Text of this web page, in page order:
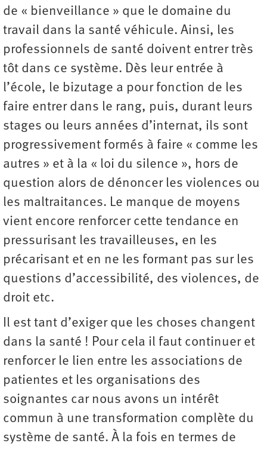
de « bienveillance » que le domaine du
travail dans la santé véhicule. Ainsi, les
professionnels de santé doivent entrer très
tôt dans ce système. Dès leur entrée à
l’école, le bizutage a pour fonction de les
faire entrer dans le rang, puis, durant leurs
stages ou leurs années d’internat, ils sont
progressivement formés à faire « comme les
autres » et à la « loi du silence », hors de
question alors de dénoncer les violences ou
les maltraitances. Le manque de moyens
vient encore renforcer cette tendance en
pressurisant les travailleuses, en les
précarisant et en ne les formant pas sur les
questions d’accessibilité, des violences, de
droit etc.
Il est tant d’exiger que les choses changent
dans la santé ! Pour cela il faut continuer et
renforcer le lien entre les associations de
patientes et les organisations des
soignantes car nous avons un intérêt
commun à une transformation complète du
système de santé. À la fois en termes de